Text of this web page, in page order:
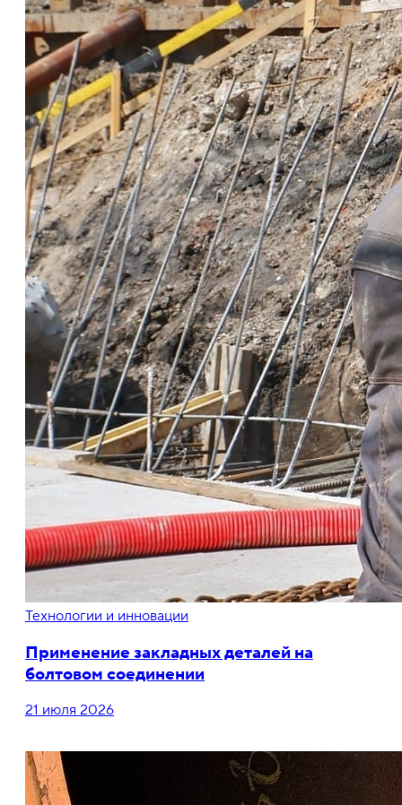
Технологии и инновации
Применение закладных деталей на
болтовом соединении
21 июля 2026